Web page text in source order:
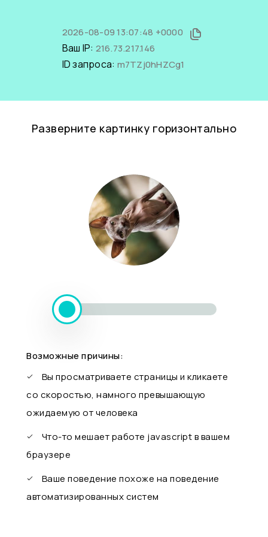
2026-08-09 13:07:48 +0000
Ваш IP: 216.73.217.146
ID запроса: m7TZj0hHZCg1
Разверните картинку горизонтально
Возможные причины:
Вы просматриваете страницы и кликаете
со скоростью, намного превышающую
ожидаемую от человека
Что-то мешает работе javascript в вашем
браузере
Ваше поведение похоже на поведение
автоматизированных систем